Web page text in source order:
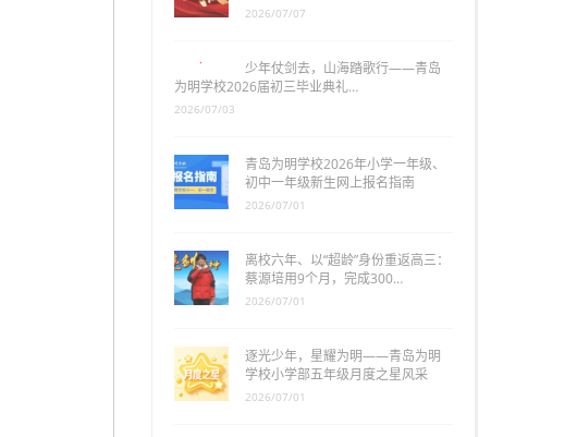
2026/07/07
少年仗剑去，山海踏歌行——青岛
为明学校2026届初三毕业典礼…
2026/07/03
青岛为明学校2026年小学一年级、
初中一年级新生网上报名指南
2026/07/01
离校六年、以“超龄”身份重返高三：
蔡源培用9个月，完成300…
2026/07/01
逐光少年，星耀为明——青岛为明
学校小学部五年级月度之星风采
2026/07/01